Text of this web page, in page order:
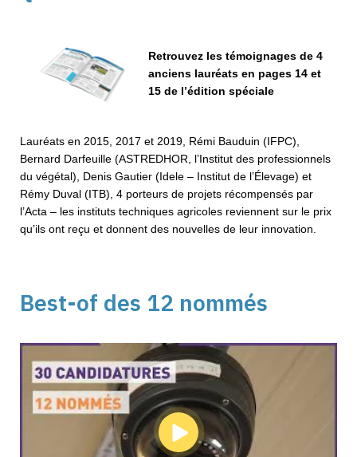
Retrouvez les témoignages de 4
anciens lauréats en pages 14 et
15 de l’édition spéciale
Lauréats en 2015, 2017 et 2019, Rémi Bauduin (IFPC),
Bernard Darfeuille (ASTREDHOR, l’Institut des professionnels
du végétal), Denis Gautier (Idele – Institut de l’Élevage) et
Rémy Duval (ITB), 4 porteurs de projets récompensés par
l’Acta – les instituts techniques agricoles reviennent sur le prix
qu’ils ont reçu et donnent des nouvelles de leur innovation.
Best-of des 12 nommés